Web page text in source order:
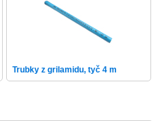
Trubky z grilamidu, tyč 4 m